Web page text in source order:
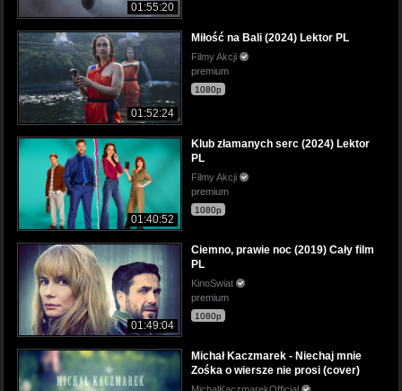
01:55:20
01:52:24
Miłość na Bali (2024) Lektor PL
Filmy Akcji
premium
1080p
01:40:52
Klub złamanych serc (2024) Lektor
PL
Filmy Akcji
premium
1080p
01:49:04
Ciemno, prawie noc (2019) Cały film
PL
KinoSwiat
premium
1080p
Michał Kaczmarek - Niechaj mnie
Zośka o wiersze nie prosi (cover)